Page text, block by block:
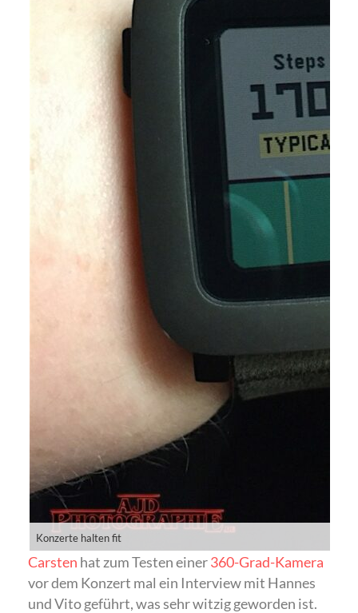
Konzerte halten fit
Carsten hat zum Testen einer360-Grad-Kamera
vor dem Konzert mal ein Interview mit Hannes
und Vito geführt, was sehr witzig geworden ist.